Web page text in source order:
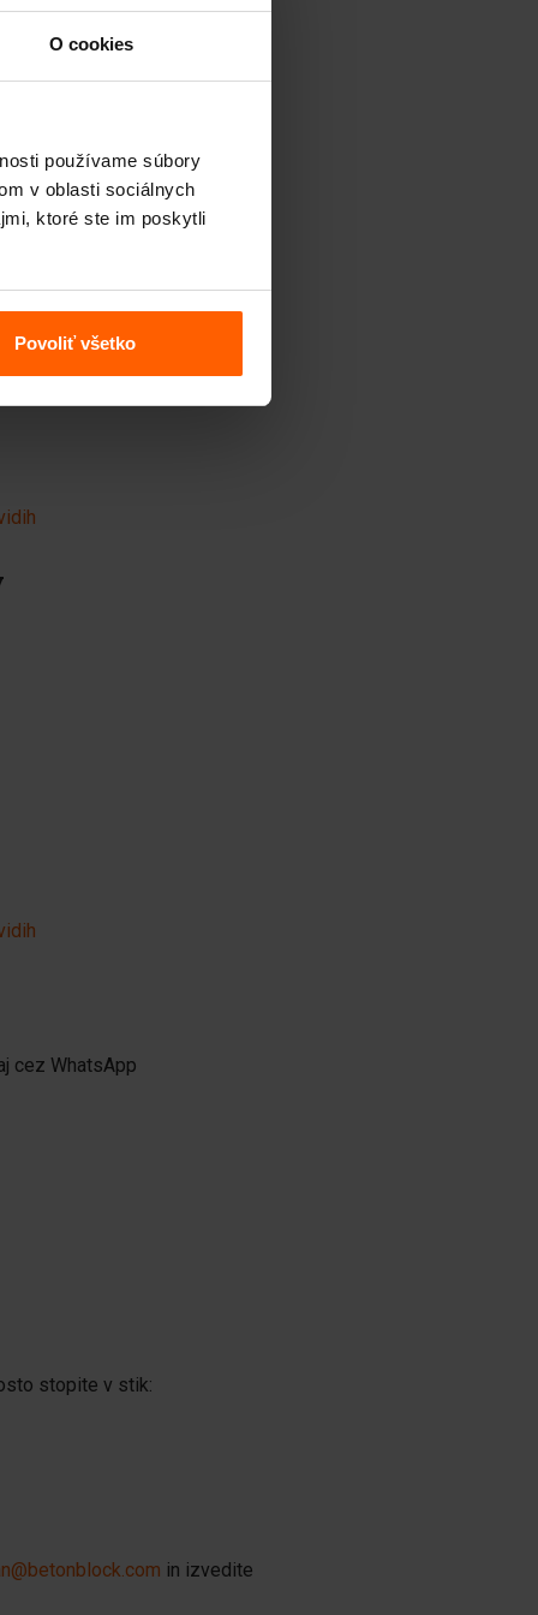
O cookies
používame súbory
v oblasti sociálnych
ktoré ste im poskytli
Povoliť všetko
cez WhatsApp
stopite v stik:
in izvedite